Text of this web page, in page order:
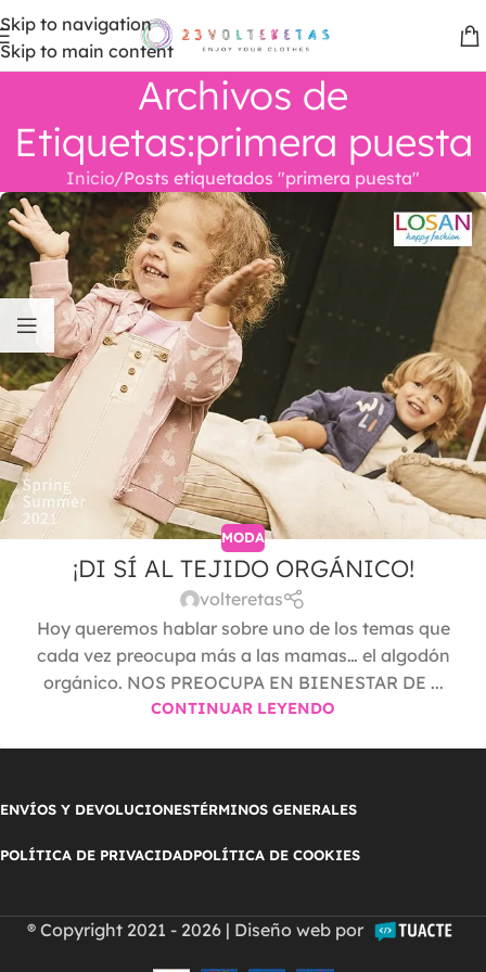
Skip to navigation
Skip to main content
Archivos de
Etiquetas:primera puesta
Inicio Posts etiquetados "primera puesta"
MODA
¡DI SÍ AL TEJIDO ORGÁNICO!
volteretas
Hoy queremos hablar sobre uno de los temas que
cada vez preocupa más a las mamas… el algodón
orgánico. NOS PREOCUPA EN BIENESTAR DE ...
CONTINUAR LEYENDO
ENVÍOS Y DEVOLUCIONESTÉRMINOS GENERALES
POLÍTICA DE PRIVACIDADPOLÍTICA DE COOKIES
® Copyright 2021 - 2026 | Diseño web por